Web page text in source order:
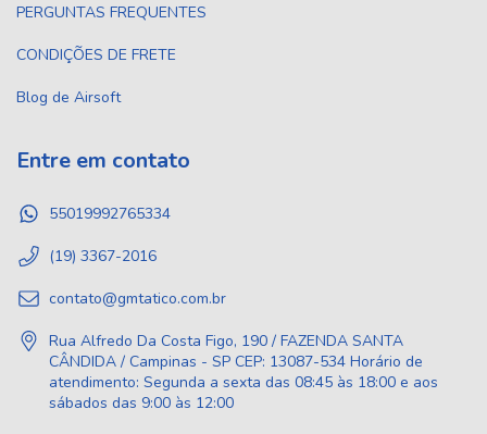
PERGUNTAS FREQUENTES
CONDIÇÕES DE FRETE
Blog de Airsoft
Entre em contato
55019992765334
(19) 3367-2016
contato@gmtatico.com.br
Rua Alfredo Da Costa Figo, 190 / FAZENDA SANTA
CÂNDIDA / Campinas - SP CEP: 13087-534 Horário de
atendimento: Segunda a sexta das 08:45 às 18:00 e aos
sábados das 9:00 às 12:00